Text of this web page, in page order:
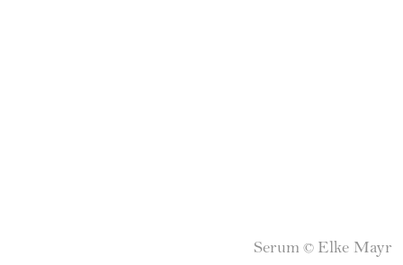
Serum © Elke Mayr